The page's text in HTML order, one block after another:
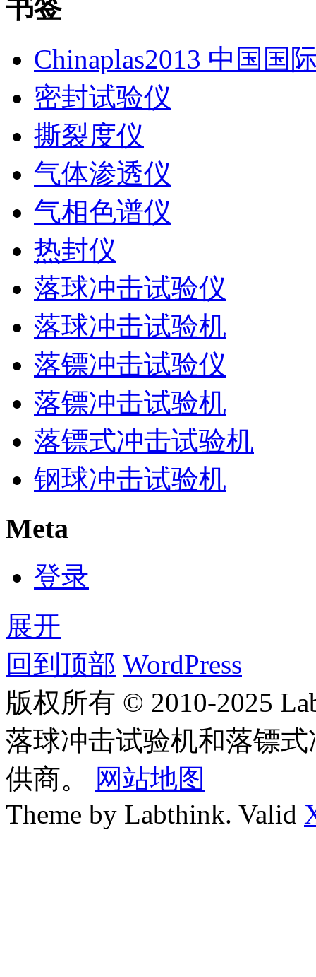
书签
Chinaplas2013 中国国
密封试验仪
撕裂度仪
气体渗透仪
气相色谱仪
热封仪
落球冲击试验仪
落球冲击试验机
落镖冲击试验仪
落镖冲击试验机
落镖式冲击试验机
钢球冲击试验机
Meta
登录
展开
回到顶部 WordPress
版权所有 © 2010-2025
落球冲击试验机和落镖
供商。
网站地图
Theme by Labthink. Valid